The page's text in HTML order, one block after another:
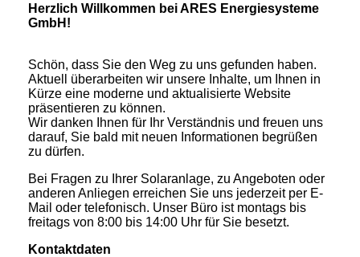
Herzlich Willkommen bei ARES Energiesysteme
GmbH!
Schön, dass Sie den Weg zu uns gefunden haben.
Aktuell überarbeiten wir unsere Inhalte, um Ihnen in
Kürze eine moderne und aktualisierte Website
präsentieren zu können.
Wir danken Ihnen für Ihr Verständnis und freuen uns
darauf, Sie bald mit neuen Informationen begrüßen
zu dürfen.
Bei Fragen zu Ihrer Solaranlage, zu Angeboten oder
anderen Anliegen erreichen Sie uns jederzeit per E-
Mail oder telefonisch. Unser Büro ist montags bis
freitags von 8:00 bis 14:00 Uhr für Sie besetzt.
Kontaktdaten